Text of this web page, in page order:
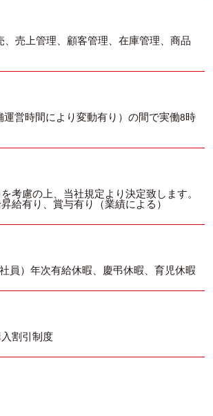
、売上管理、顧客管理、在庫管理、商品
運営時間により変動有り）の間で実働8時
考慮の上、当社規定より決定致します。
給有り、賞与有り（業績による）
員）年次有給休暇、慶弔休暇、育児休暇
割引制度